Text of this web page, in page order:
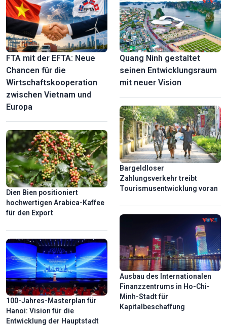
Ngu My Thanh – ein einzigartiger schwimmender Markt in
Zentralvietnam
Entdeckung der mysteriösen Schönheit der Hua-Ma-Höhle
in der Provinz Thai Nguyen
Besucher tauchen während der goldgelben Reisernte in die
sozioökonomische Entwicklung der Provinz.
FTA mit der EFTA: Neue
Chancen für die
Wirtschaftskooperation
zwischen Vietnam und
Europa
Dien Bien positioniert
hochwertigen Arabica-Kaffee
für den Export
100-Jahres-Masterplan für
Hanoi: Vision für die
Entwicklung der Hauptstadt
Quang Ninh gestaltet
seinen Entwicklungsraum
mit neuer Vision
Bargeldloser
Zahlungsverkehr treibt
Tourismusentwicklung voran
Ausbau des Internationalen
Finanzzentrums in Ho-Chi-
Minh-Stadt für
Kapitalbeschaffung